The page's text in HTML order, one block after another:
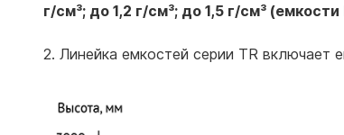
г/см³; до 1,2 г/см³; до 1,5 г/см³
2. Линейка емкостей серии TR включает